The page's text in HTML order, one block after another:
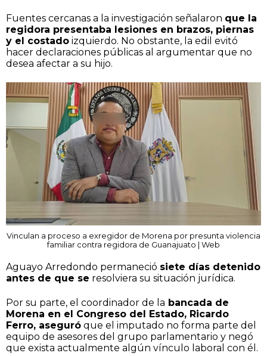
Fuentes cercanas a la investigación señalaron que la
regidora presentaba lesiones en brazos, piernas
y el costado izquierdo. No obstante, la edil evitó
hacer declaraciones públicas al argumentar que no
desea afectar a su hijo.
Vinculan a proceso a exregidor de Morena por presunta violencia
familiar contra regidora de Guanajuato | Web
Aguayo Arredondo permaneció siete días detenido
antes de que se resolviera su situación jurídica.
Por su parte, el coordinador de la bancada de
Morena en el Congreso del Estado, Ricardo
Ferro, aseguró que el imputado no forma parte del
equipo de asesores del grupo parlamentario y negó
que exista actualmente algún vínculo laboral con él.